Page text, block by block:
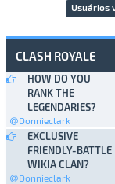
Usuários
CLASH ROYALE
HOW DO YOU
RANK THE
LEGENDARIES?
Donnieclark
EXCLUSIVE
FRIENDLY-BATTLE
WIKIA CLAN?
Donnieclark